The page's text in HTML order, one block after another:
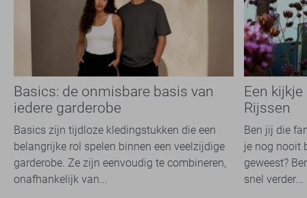
Basics: de onmisbare basis van
iedere garderobe
Basics zijn tijdloze kledingstukken die een
belangrijke rol spelen binnen een veelzijdige
garderobe. Ze zijn eenvoudig te combineren,
onafhankelijk van...
Een
Rijssen
Ben jij die
je nog nooit
geweest?
snel verder...